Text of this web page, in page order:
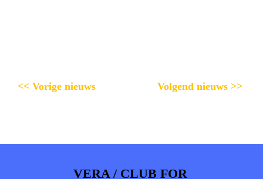
<< Vorige nieuws Volgend nieuws >>
VERA / CLUB FOR